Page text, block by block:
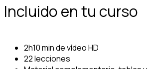
Incluido en tu curso
2h10 min de vídeo HD
22 lecciones